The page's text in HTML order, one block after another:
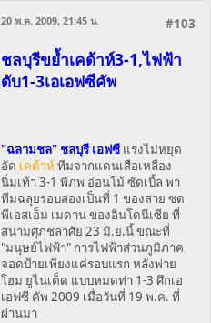
#103
20 พ.ค. 2009, 21:45 น.
ชลบุรีขย้ำเคด้าห์3-1,ไฟฟ้า
ดับ1-3เอเอฟซีคัพ
"ฉลามชล" ชลบุรี เอฟซี แรงไม่หยุด
อัด เคด้าห์ทีมจากแดนเสือเหลือง
นิ่มเท้า 3-1 พิภพ อ่อนโม้ ซัดเบิ้ล พา
ทีมฉลุยรอบสองเป็นที่ 1 ของสาย ซด
พีเอสเอ็ม เมดาน ของอินโดนีเซีย ที่
สนามศุภชลาศัย 23 มิ.ย.นี้ ขณะที่
"มนุษย์ไฟฟ้า" การไฟฟ้าส่วนภูมิภาค
จอดป้ายเพียงแค่รอบแรก หลังพ่าย
โฮม ยูไนเต็ด แบบหมดท่า 1-3 ศึกเอ
เอฟซี คัพ 2009 เมื่อวันที่ 19 พ.ค. ที่
ผ่านมา